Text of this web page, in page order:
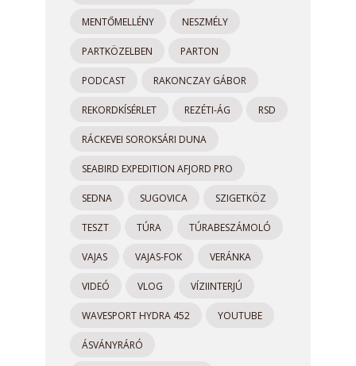
MENTŐMELLÉNY NESZMÉLY
PARTKÖZELBEN PARTON
PODCAST RAKONCZAY GÁBOR
REKORDKÍSÉRLET REZÉTI-ÁG RSD
RÁCKEVEI SOROKSÁRI DUNA
SEABIRD EXPEDITION AFJORD PRO
SEDNA SUGOVICA SZIGETKÖZ
TESZT TÚRA TÚRABESZÁMOLÓ
VAJAS VAJAS-FOK VERÁNKA
VIDEÓ VLOG VÍZIINTERJÚ
WAVESPORT HYDRA 452 YOUTUBE
ÁSVÁNYRÁRÓ